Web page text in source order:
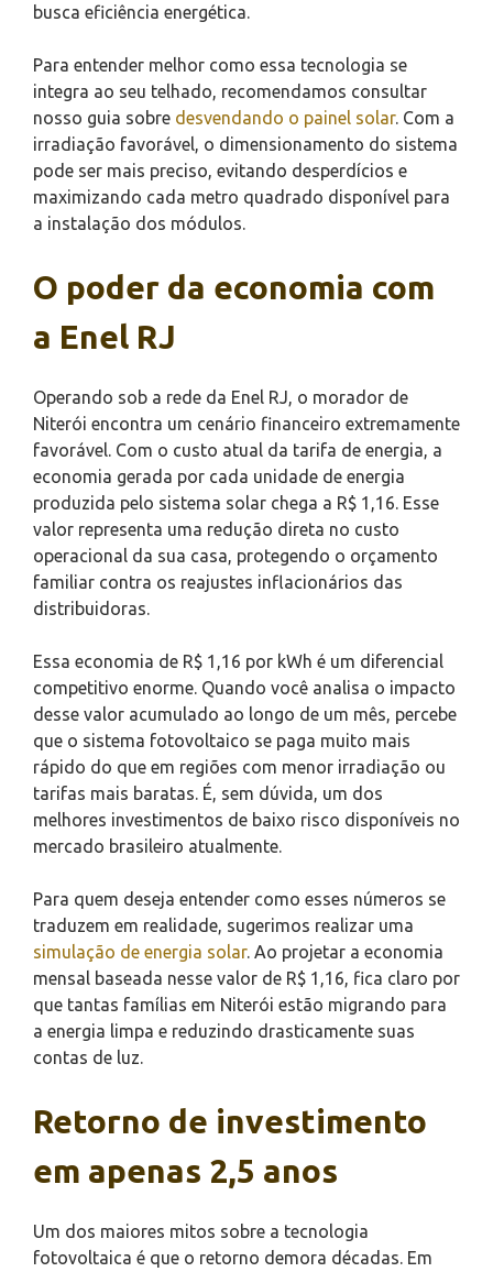
busca eficiência energética.
Para entender melhor como essa tecnologia se
integra ao seu telhado, recomendamos consultar
nosso guia sobre desvendando o painel solar. Com a
irradiação favorável, o dimensionamento do sistema
pode ser mais preciso, evitando desperdícios e
maximizando cada metro quadrado disponível para
a instalação dos módulos.
O poder da economia com
a Enel RJ
Operando sob a rede da Enel RJ, o morador de
Niterói encontra um cenário financeiro extremamente
favorável. Com o custo atual da tarifa de energia, a
economia gerada por cada unidade de energia
produzida pelo sistema solar chega a R$ 1,16. Esse
valor representa uma redução direta no custo
operacional da sua casa, protegendo o orçamento
familiar contra os reajustes inflacionários das
distribuidoras.
Essa economia de R$ 1,16 por kWh é um diferencial
competitivo enorme. Quando você analisa o impacto
desse valor acumulado ao longo de um mês, percebe
que o sistema fotovoltaico se paga muito mais
rápido do que em regiões com menor irradiação ou
tarifas mais baratas. É, sem dúvida, um dos
melhores investimentos de baixo risco disponíveis no
mercado brasileiro atualmente.
Para quem deseja entender como esses números se
traduzem em realidade, sugerimos realizar uma
simulação de energia solar. Ao projetar a economia
mensal baseada nesse valor de R$ 1,16, fica claro por
que tantas famílias em Niterói estão migrando para
a energia limpa e reduzindo drasticamente suas
contas de luz.
Retorno de investimento
em apenas 2,5 anos
Um dos maiores mitos sobre a tecnologia
fotovoltaica é que o retorno demora décadas. Em